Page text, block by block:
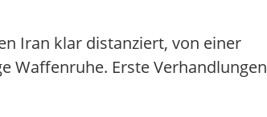
Iran klar distanziert, von einer
Waffenruhe. Erste Verhandlungen